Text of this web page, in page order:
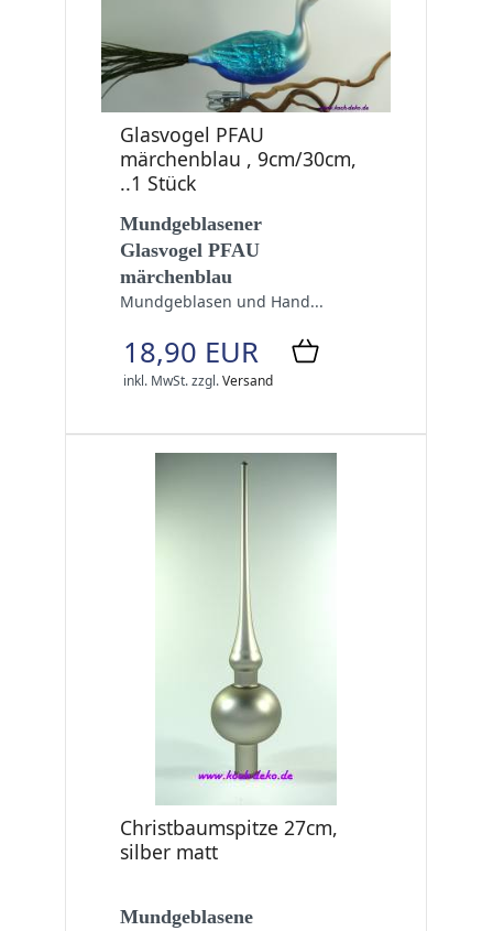
Glasvogel PFAU
märchenblau , 9cm/30cm,
..1 Stück
Mundgeblasener
Glasvogel PFAU
märchenblau
Mundgeblasen und Hand...
18,90 EUR
inkl. MwSt.zzgl.Versand
Christbaumspitze 27cm,
silber matt
Mundgeblasene